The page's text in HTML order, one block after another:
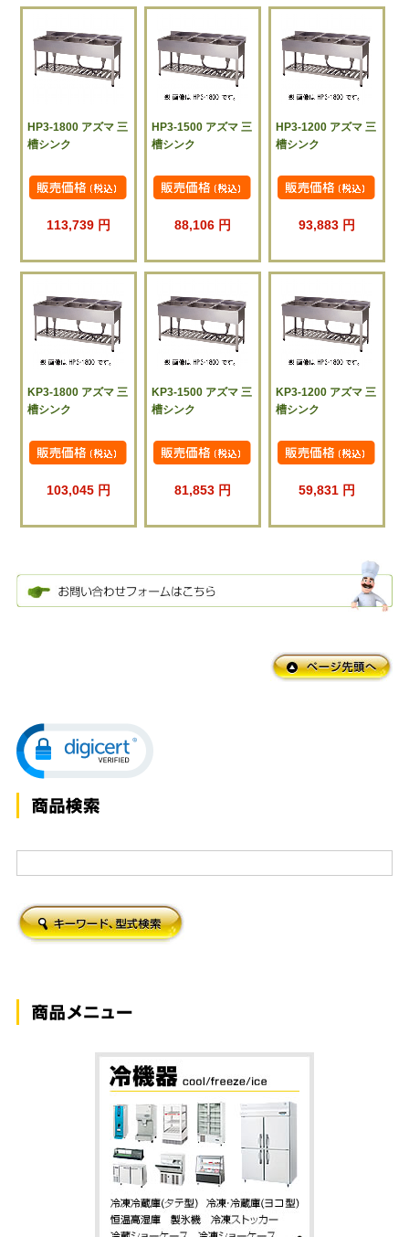
HP3-1800 アズマ 三
槽シンク
113,739 円
HP3-1500 アズマ 三
槽シンク
88,106 円
HP3-1200 アズマ 三
槽シンク
93,883 円
KP3-1800 アズマ 三
槽シンク
103,045 円
KP3-1500 アズマ 三
槽シンク
81,853 円
KP3-1200 アズマ 三
槽シンク
59,831 円